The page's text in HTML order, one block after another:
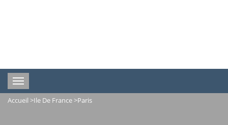
Toggle
navigation
Accueil >Ile De France>Paris